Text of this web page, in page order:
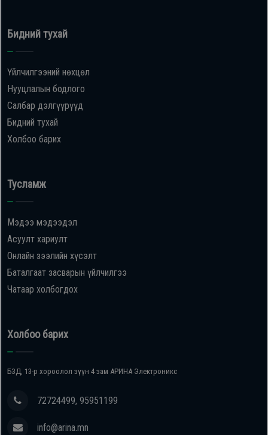
Бидний тухай
Үйлчилгээний нөхцөл
Нууцлалын бодлого
Салбар дэлгүүрүүд
Бидний тухай
Холбоо барих
Тусламж
Мэдээ мэдээдэл
Асуулт хариулт
Онлайн зээлийн хүсэлт
Баталгаат засварын үйлчилгээ
Чатаар холбогдох
Холбоо барих
БЗД, 13-р хороолол зүүн 4 зам АРИНА Электроникс
72724499, 95951199
info@arina.mn